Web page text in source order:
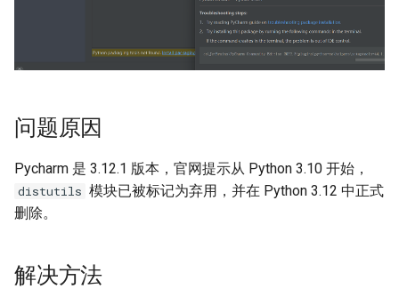
1.6 Python 流程控制
函数阶段练习
日志模块
虚拟环境管理
Pytest测试框架
问题原因
Pycharm 是 3.12.1 版本，官网提示从 Python 3.10 开始，
distutils 模块已被标记为弃用，并在 Python 3.12 中正式
删除。
解决方法